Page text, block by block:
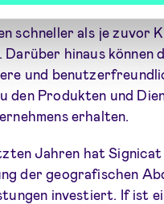
schneller als je zuvor
Darüber hinaus können
und
den Produkten und
erhalten.
Jahren hat Signicat
der geografischen
investiert. If ist